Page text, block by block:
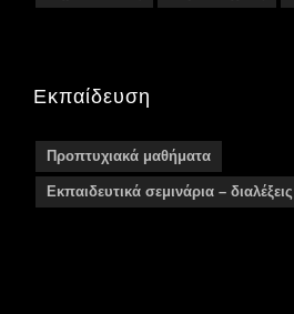
Εκπαίδευση
Προπτυχιακά μαθήματα
Εκπαιδευτικά σεμινάρια – διαλέξεις